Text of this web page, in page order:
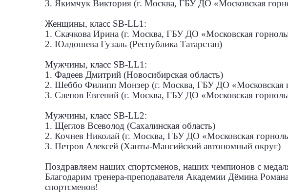
3. Якимчук Виктория (г. Москва, ГБУ ДО «Московская
Женщины, класс SB-LL1:
1. Скачкова Ирина (г. Москва, ГБУ ДО «Московская
2. Юлдошева Гузаль (Республика Татарстан)
Мужчины, класс SB-LL1:
1. Фадеев Дмитрий (Новосибирская область)
2. Шеббо Филипп Монзер (г. Москва, ГБУ ДО «Московская
3. Слепов Евгений (г. Москва, ГБУ ДО «Московская
Мужчины, класс SB-LL2:
1. Щеглов Всеволод (Сахалинская область)
2. Кочнев Николай (г. Москва, ГБУ ДО «Московская
3. Петров Алексей (Ханты-Мансийский автономный округ)
Поздравляем наших спортсменов, наших чемпионов с
Благодарим тренера-преподавателя Академии Дёмина
спортсменов!